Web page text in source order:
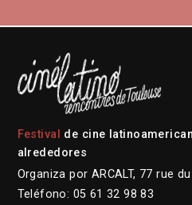
Festival
de cine
alrededores
Organiza por ARCALT, 77 rue
Teléfono: 05 61 32 98 83